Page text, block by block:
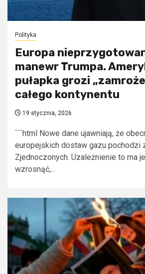
Polityka
Europa
manewr Trumpa.
pułapka grozi
całego kontynentu
19 stycznia, 2026
```html Nowe dane ujawniają, że
europejskich dostaw gazu pochodzi
Zjednoczonych. Uzależnienie to ma
wzrosnąć,...